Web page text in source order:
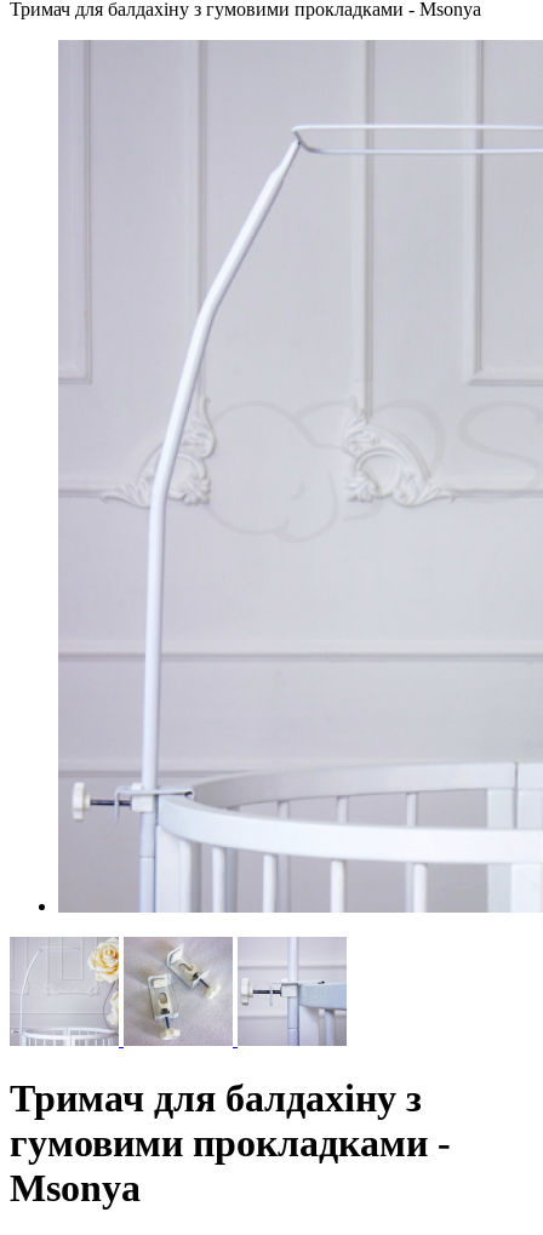
Тримач для балдахіну з гумовими прокладками - Msonya
Тримач для балдахіну з
гумовими прокладками -
Msonya